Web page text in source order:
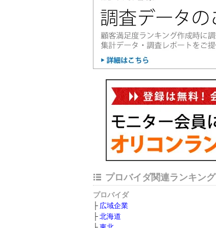
プロバイダ関連ランキング
プロバイダ
広域企業
北海道